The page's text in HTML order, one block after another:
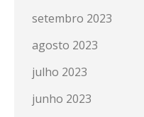
setembro 2023
agosto 2023
julho 2023
junho 2023